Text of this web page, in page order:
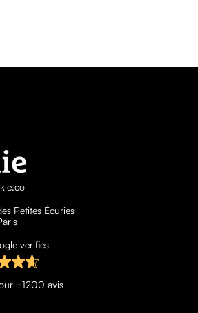
Petites Écuries
verifiés
+1200 avis